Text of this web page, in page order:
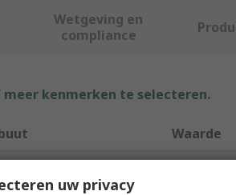
Wetgeving en
compliance
kenmerken te selecteren.
Waarde
uw privacy